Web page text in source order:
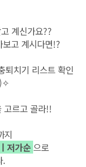
계신가요??
고 계시다면!?
퇴치기 리스트 확인
고르고 골라!!
지
저가순 으로
.